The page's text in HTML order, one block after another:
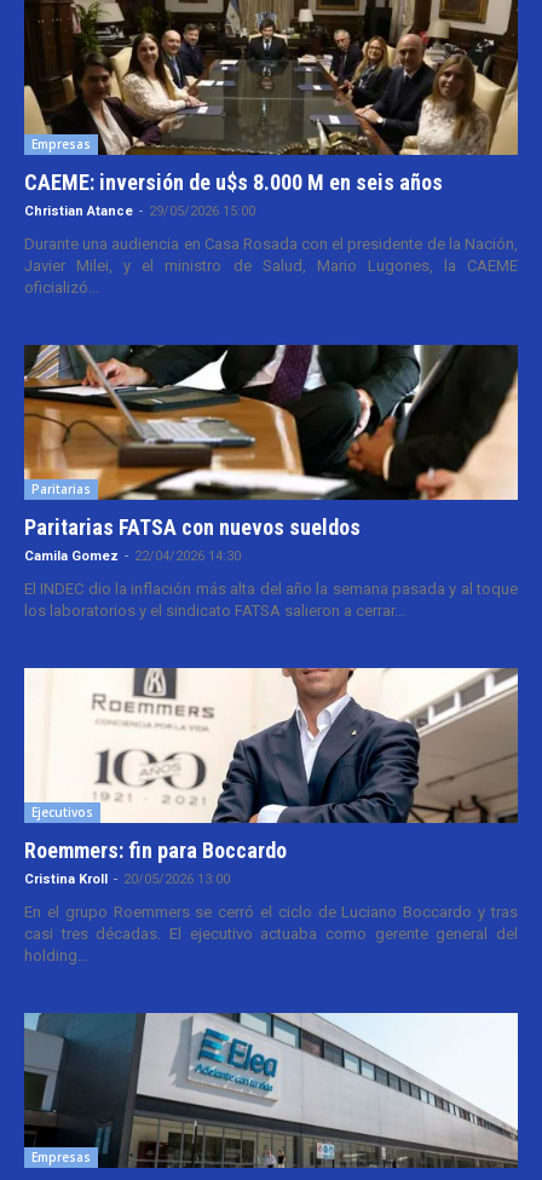
Empresas
CAEME: inversión de u$s 8.000 M en seis años
Christian Atance - 29/05/2026 15:00
Durante una audiencia en Casa Rosada con el presidente de la Nación,
Javier Milei, y el ministro de Salud, Mario Lugones, la CAEME
oficializó...
Paritarias
Paritarias FATSA con nuevos sueldos
Camila Gomez - 22/04/2026 14:30
El INDEC dio la inflación más alta del año la semana pasada y al toque
los laboratorios y el sindicato FATSA salieron a cerrar...
Ejecutivos
Roemmers: fin para Boccardo
Cristina Kroll - 20/05/2026 13:00
En el grupo Roemmers se cerró el ciclo de Luciano Boccardo y tras
casi tres décadas. El ejecutivo actuaba como gerente general del
holding...
Empresas